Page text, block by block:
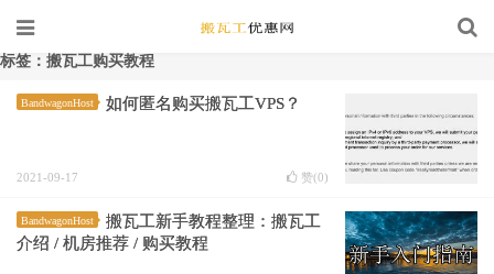
标签：搬瓦工购买教程
BandwagonHost 如何匿名购买搬瓦工VPS？
2021-09-17 赞(0)
BandwagonHost
搬瓦工新手教程整理：搬瓦工
介绍 / 机房推荐 / 购买教程